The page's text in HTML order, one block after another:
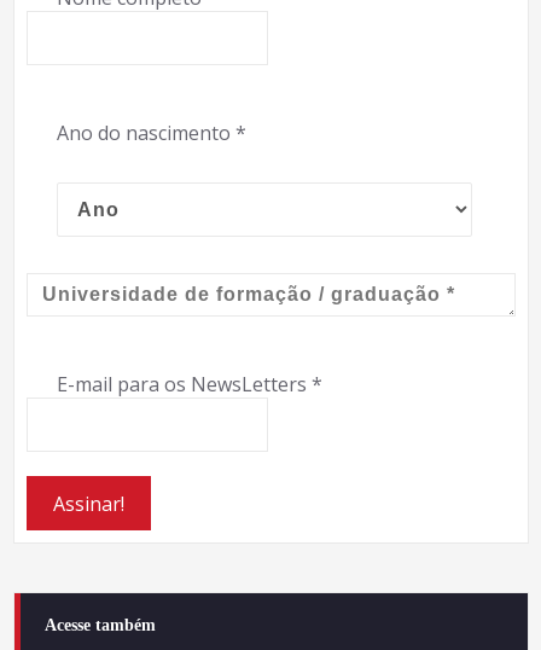
Ano do nascimento *
E-mail para os NewsLetters *
Acesse também